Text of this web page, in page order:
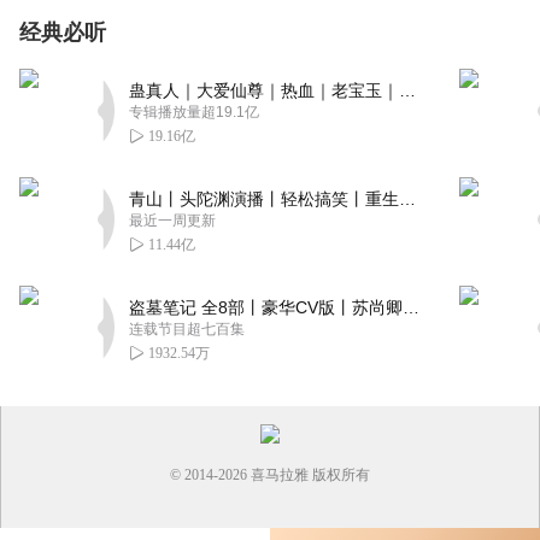
经典必听
专辑播放量超19.1亿
19.16亿
最近一周更新
11.44亿
连载节目超七百集
1932.54万
© 2014-2026 喜马拉雅 版权所有